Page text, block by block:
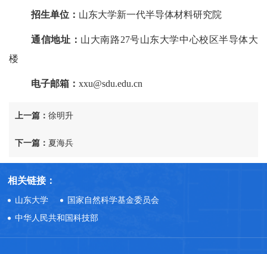
招生单位： 山东大学新一代半导体材料研究院
通信地址： 山大南路27号山东大学中心校区半导体大
楼
电子邮箱：xxu@sdu.edu.cn
上一篇： 徐明升
下一篇： 夏海兵
相关链接：
山东大学
国家自然科学基金委员会
中华人民共和国科技部